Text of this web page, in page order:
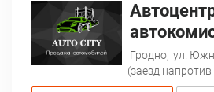
Гродно, ул.
(заезд